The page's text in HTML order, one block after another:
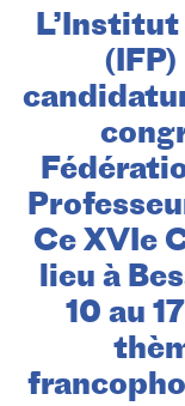
Ce XVIe
lieu à
10 au